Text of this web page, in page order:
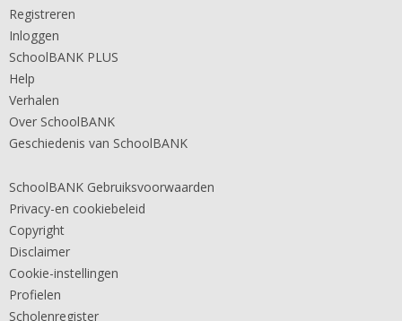
Registreren
Inloggen
SchoolBANK PLUS
Help
Verhalen
Over SchoolBANK
Geschiedenis van SchoolBANK
SchoolBANK Gebruiksvoorwaarden
Privacy-en cookiebeleid
Copyright
Disclaimer
Cookie-instellingen
Profielen
Scholenregister